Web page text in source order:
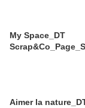
My Space_DT
Aimer la